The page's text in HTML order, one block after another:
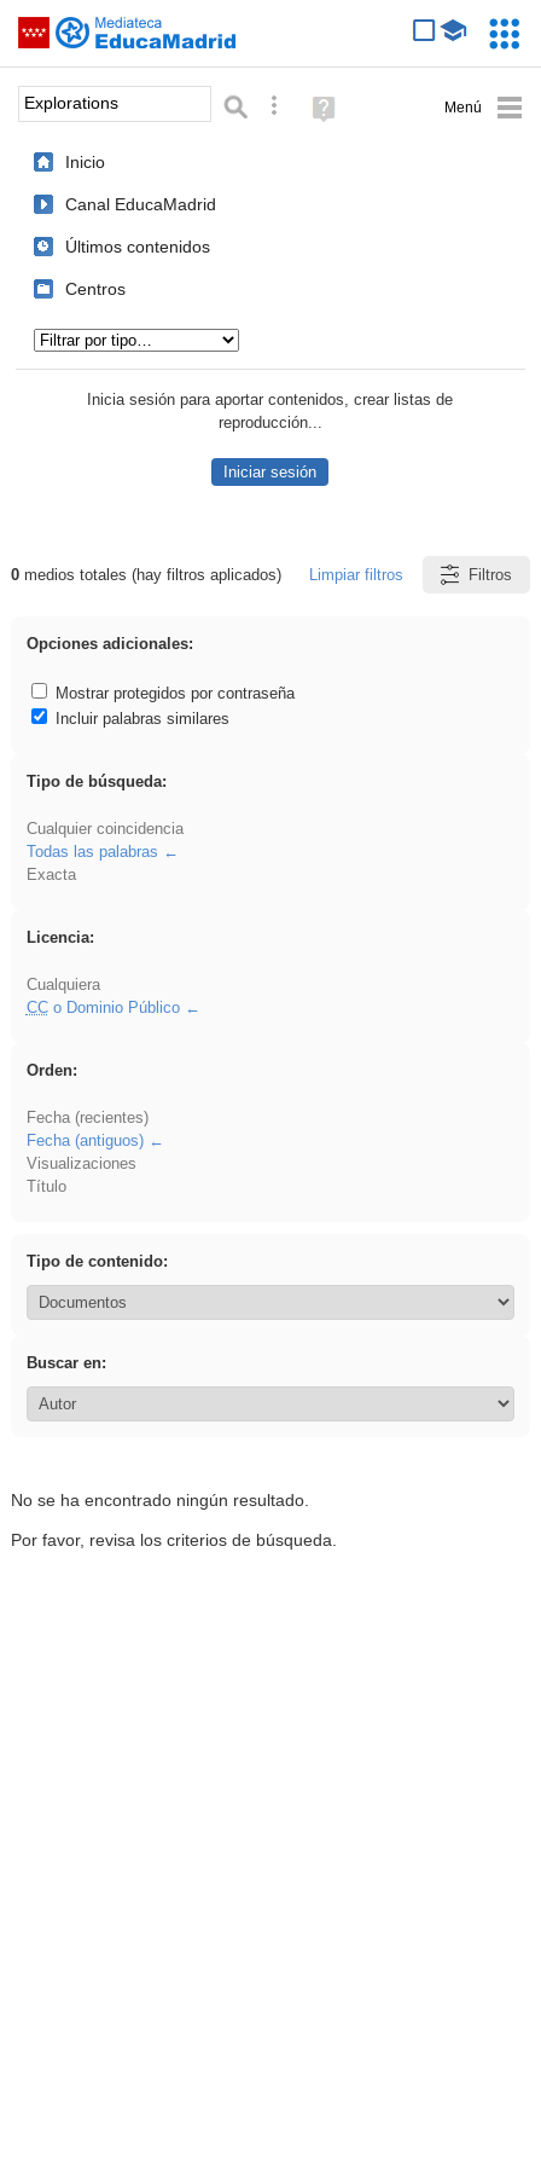
Saltar navegación
Palabra o frase: Búsqueda avanzada
Ayuda
(en
Inicio
Canal EducaMadrid
Últimos contenidos
Centros
Inicia sesión para aportar contenidos, crear listas de
reproducción...
Iniciar sesión
Resultados de: Explorations
0medios totales (hay filtros aplicados) Limpiar filtros Filtros
Opciones adicionales:
Mostrar protegidos por contraseña
Incluir palabras similares
Tipo de búsqueda:
Cualquier coincidencia
Todas las palabras
Exacta
Licencia:
Cualquiera
CCo Dominio Público
Orden:
Fecha (recientes)
Fecha (antiguos)
Visualizaciones
Título
Tipo de contenido:
Buscar en:
No se ha encontrado ningún resultado.
Por favor, revisa los criterios de búsqueda.